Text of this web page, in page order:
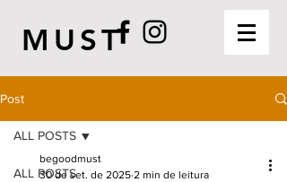
MUST
Post
ALL POSTS
ALL POSTS
begoodmust
30 de set. de 2025 2 min de leitura